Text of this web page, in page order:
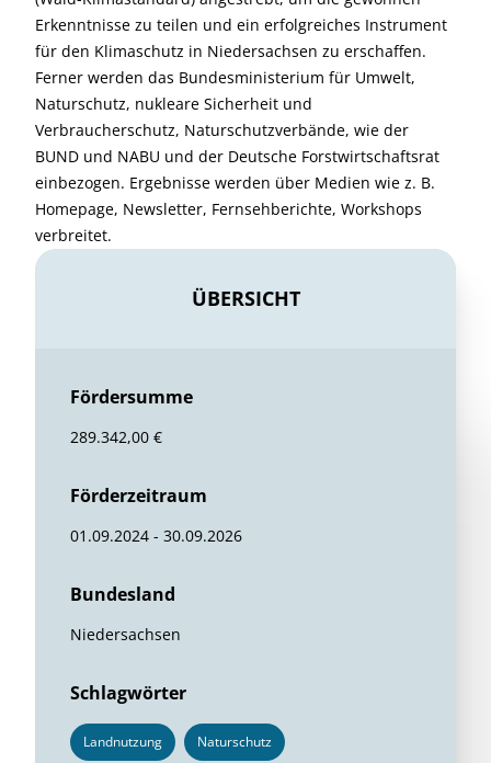
Erkenntnisse zu teilen und ein erfolgreiches Instrument
für den Klimaschutz in Niedersachsen zu erschaffen.
Ferner werden das Bundesministerium für Umwelt,
Naturschutz, nukleare Sicherheit und
Verbraucherschutz, Naturschutzverbände, wie der
BUND und NABU und der Deutsche Forstwirtschaftsrat
einbezogen. Ergebnisse werden über Medien wie z. B.
Homepage, Newsletter, Fernsehberichte, Workshops
verbreitet.
ÜBERSICHT
Fördersumme
289.342,00 €
Förderzeitraum
01.09.2024 - 30.09.2026
Bundesland
Niedersachsen
Schlagwörter
Landnutzung Naturschutz